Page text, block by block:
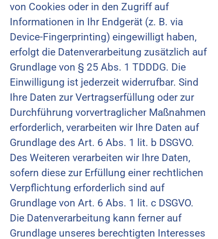
von Cookies oder in den Zugriff auf
Informationen in Ihr Endgerät (z. B. via
Device-Fingerprinting) eingewilligt haben,
erfolgt die Datenverarbeitung zusätzlich auf
Grundlage von § 25 Abs. 1 TDDDG. Die
Einwilligung ist jederzeit widerrufbar. Sind
Ihre Daten zur Vertragserfüllung oder zur
Durchführung vorvertraglicher Maßnahmen
erforderlich, verarbeiten wir Ihre Daten auf
Grundlage des Art. 6 Abs. 1 lit. b DSGVO.
Des Weiteren verarbeiten wir Ihre Daten,
sofern diese zur Erfüllung einer rechtlichen
Verpflichtung erforderlich sind auf
Grundlage von Art. 6 Abs. 1 lit. c DSGVO.
Die Datenverarbeitung kann ferner auf
Grundlage unseres berechtigten Interesses